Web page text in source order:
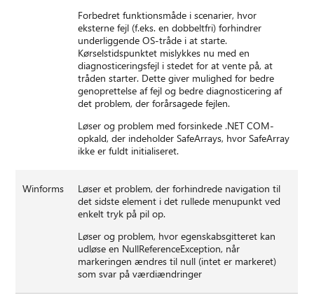
Forbedret funktionsmåde i scenarier, hvor
eksterne fejl (f.eks. en dobbeltfri) forhindrer
underliggende OS-tråde i at starte.
Kørselstidspunktet mislykkes nu med en
diagnosticeringsfejl i stedet for at vente på, at
tråden starter. Dette giver mulighed for bedre
genoprettelse af fejl og bedre diagnosticering af
det problem, der forårsagede fejlen.
Løser og problem med forsinkede .NET COM-
opkald, der indeholder SafeArrays, hvor SafeArray
ikke er fuldt initialiseret.
Winforms
Løser et problem, der forhindrede navigation til
det sidste element i det rullede menupunkt ved
enkelt tryk på pil op.
Løser og problem, hvor egenskabsgitteret kan
udløse en NullReferenceException, når
markeringen ændres til null (intet er markeret)
som svar på værdiændringer